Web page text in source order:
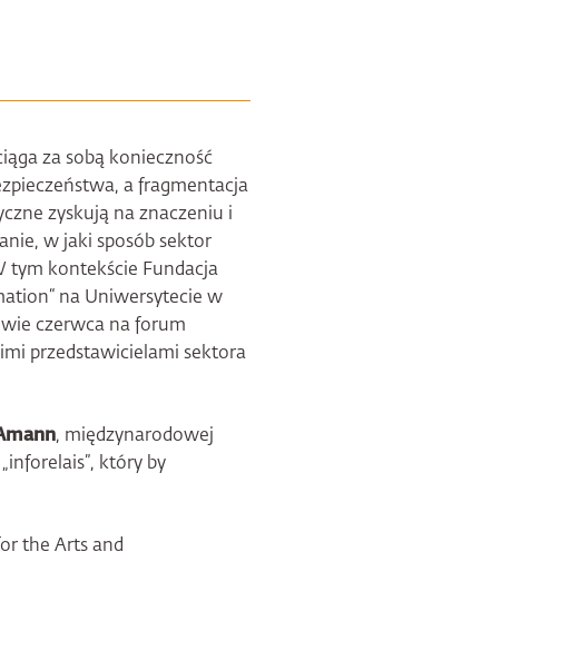
za sobą konieczność
a fragmentacja
zyskują na znaczeniu i
w jaki sposób sektor
tym kontekście Fundacja
na Uniwersytecie w
czerwca na forum
przedstawicielami sektora
, międzynarodowej
który by
the Arts and